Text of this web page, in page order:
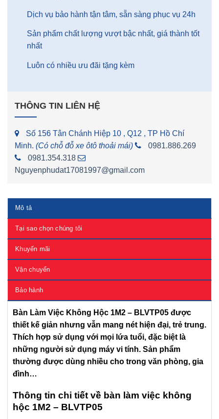
Dịch vụ bảo hành tận tâm, sẵn sàng phục vụ 24h
Sản phẩm chất lượng vượt bậc nhất, giá thành tốt
nhất
Luôn có nhiều ưu đãi tặng kèm
THÔNG TIN LIÊN HỆ
Số 156 Tân Chánh Hiệp 10 , Q12 , TP Hồ Chí
Minh. (Có chỗ đỗ xe ôtô thoải mái)
0981.886.269
0981.354.318
Nguyenphudat17081997@gmail.com
Mô tả
Tại sao chọn chúng tôi
Khuyến mãi
Vận chuyển
Bảo hành
Bàn Làm Việc Không Hộc 1M2 – BLVTP05 được
thiết kế giản nhưng vẫn mang nét hiện đại, trẻ trung.
Thích hợp sử dụng với mọi lứa tuổi, đặc biệt là
những người sử dụng máy vi tính. Sản phẩm
thường được dùng nhiều cho trong văn phòng, gia
đình…
Thông tin chi tiết về bàn làm việc không
hộc 1M2 – BLVTP05